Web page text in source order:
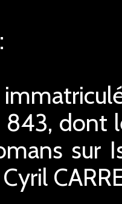
dont
sur